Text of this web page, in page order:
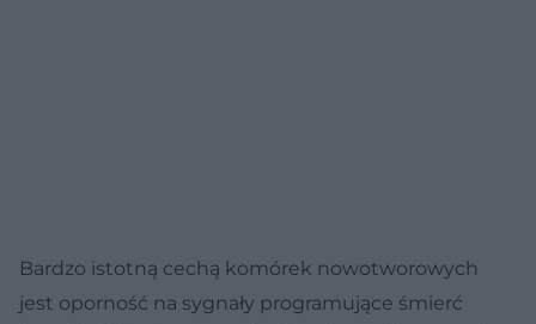
Bardzo istotną cechą komórek nowotworowych
jest oporność na sygnały programujące śmierć